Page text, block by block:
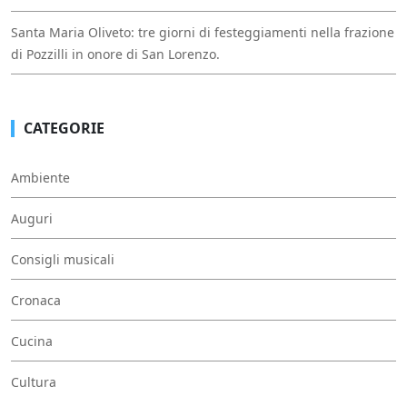
Santa Maria Oliveto: tre giorni di festeggiamenti nella frazione
di Pozzilli in onore di San Lorenzo.
CATEGORIE
Ambiente
Auguri
Consigli musicali
Cronaca
Cucina
Cultura